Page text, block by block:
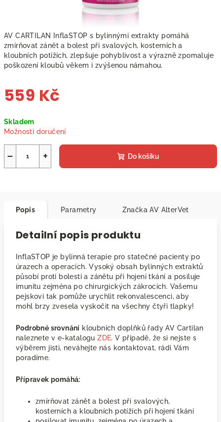
AV CARTILAN InflaSTOP s bylinnými extrakty pomáhá
zmírňovat zánět a bolest při svalových, kosterních a
kloubních potížích, zlepšuje pohyblivost a výrazně zpomaluje
poškození kloubů věkem i zvýšenou námahou.
559 Kč
cena:
Skladem
Možnosti doručení
+
− Do košíku
Popis Parametry Značka AV AlterVet
Detailní popis produktu
InflaSTOP je bylinná terapie pro statečné pacienty po
úrazech a operacích. Vysoký obsah bylinných extraktů
působí proti bolesti a zánětu při hojení tkání a posiluje
imunitu zejména po chirurgických zákrocích. Vašemu
pejskovi tak pomůže urychlit rekonvalescenci, aby
mohl brzy zvesela vyskočit na všechny čtyři tlapky!
Podrobné srovnání kloubních doplňků řady AV Cartilan
naleznete v e-kataloguZDE. V případě, že si nejste s
výběrem jisti, neváhejte nás kontaktovat, rádi Vám
poradíme.
Přípravek pomáhá:
zmírňovat zánět a bolest při svalových,
kosterních a kloubních potížích při hojení tkání